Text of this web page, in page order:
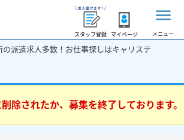
スタッフ登録 マイページ メニュー
の派遣求人多数！お仕事探しはキャリステ
除されたか、募集を終了しております。